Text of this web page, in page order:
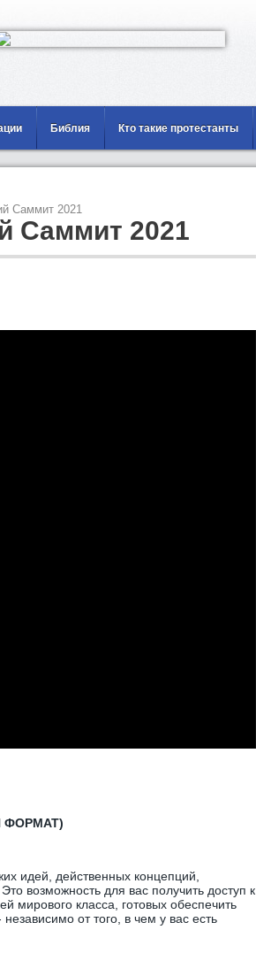
Библия Кто такие протестанты
Саммит 2021
Саммит 2021
ФОРМАТ)
идей, действенных концепций,
возможность для вас получить доступ к
мирового класса, готовых обеспечить
от того, в чем у вас есть